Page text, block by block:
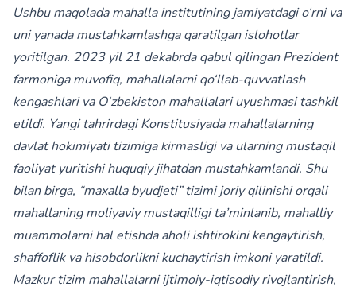
Ushbu maqolada mahalla institutining jamiyatdagi о‘rni va
uni yanada mustahkamlashga qaratilgan islohotlar
yoritilgan. 2023 yil 21 dekabrda qabul qilingan Prezident
farmoniga muvofiq, mahallalarni qо‘llab-quvvatlash
kengashlari va О‘zbekiston mahallalari uyushmasi tashkil
etildi. Yangi tahrirdagi Konstitusiyada mahallalarning
davlat hokimiyati tizimiga kirmasligi va ularning mustaqil
faoliyat yuritishi huquqiy jihatdan mustahkamlandi. Shu
bilan birga, “maxalla byudjeti” tizimi joriy qilinishi orqali
mahallaning moliyaviy mustaqilligi ta’minlanib, mahalliy
muammolarni hal etishda aholi ishtirokini kengaytirish,
shaffoflik va hisobdorlikni kuchaytirish imkoni yaratildi.
Mazkur tizim mahallalarni ijtimoiy-iqtisodiy rivojlantirish,